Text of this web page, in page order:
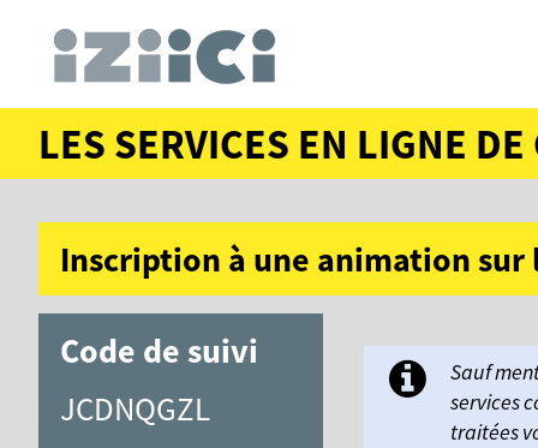
LES SERVICES EN LIGNE
Inscription à une animation
Code de suivi
JCDNQGZL
Sauf
services
traitées